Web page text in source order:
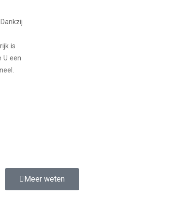
is
U een
Meer weten